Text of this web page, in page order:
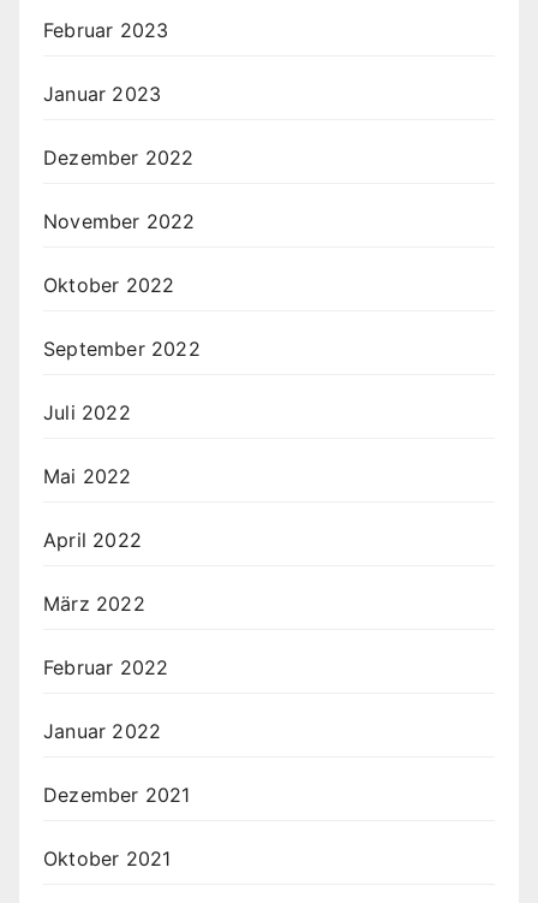
Februar 2023
Januar 2023
Dezember 2022
November 2022
Oktober 2022
September 2022
Juli 2022
Mai 2022
April 2022
März 2022
Februar 2022
Januar 2022
Dezember 2021
Oktober 2021